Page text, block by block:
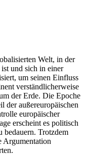
Welt, in der
und sich in einer
um seinen Einfluss
verständlicherweise
der Erde. Die Epoche
der außereuropäischen
europäischer
erscheint es politisch
bedauern. Trotzdem
Argumentation